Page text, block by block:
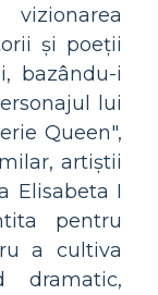
și poeții
bazându-i
lui
Queen",
artiștii
Elisabeta I
pentru
a cultiva
dramatic,